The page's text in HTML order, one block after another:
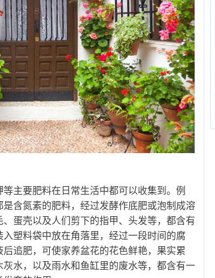
主要肥料在日常生活中都可以收集到。例
含氮素的肥料，经过发酵作底肥或泡制成溶
蛋壳以及人们剪下的指甲、头发等，都含有
塑料袋中放在角落里，经过一段时间的腐
追肥，可使家养盆花的花色鲜艳，果实累
水，以及雨水和鱼缸里的废水等，都含有一